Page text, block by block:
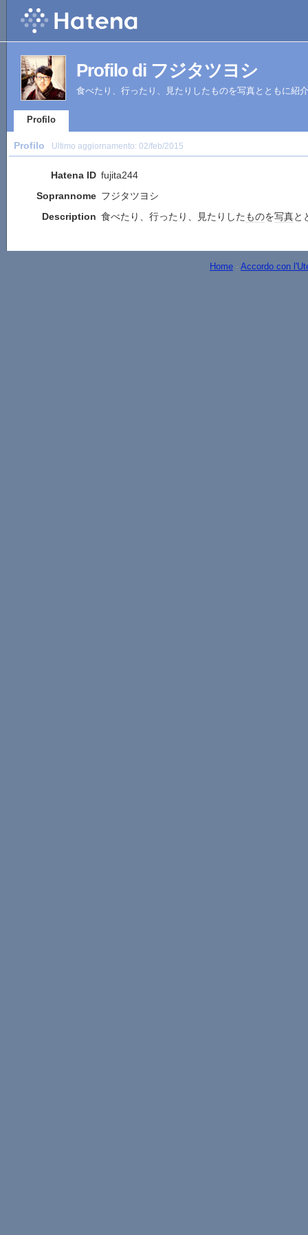
Profilo di フジタツヨシ
食べたり、行ったり、見たりしたものを写真とともに紹
Profilo
Profilo Ultimo aggiornamento: 02/feb/2015
Hatena ID fujita244
Soprannome フジタツヨシ
Description 食べたり、行ったり、見たりした ものを写真と
Home - Accordo con